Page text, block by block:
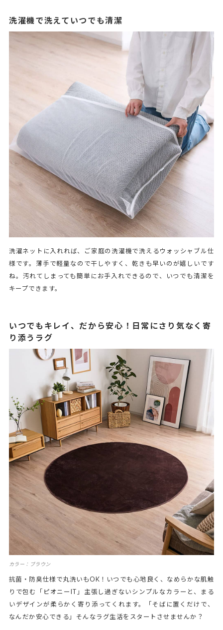
洗濯機で洗えていつでも清潔
洗濯ネットに入れれば、ご家庭の洗濯機で洗えるウォッシャブル仕
様です。薄手で軽量なので干しやすく、乾きも早いのが嬉しいです
ね。汚れてしまっても簡単にお手入れできるので、いつでも清潔を
キープできます。
いつでもキレイ、だから安心！日常にさり気なく寄
り添うラグ
カラー：ブラウン
抗菌・防臭仕様で丸洗いもOK！いつでも心地良く、なめらかな肌触
りで包む「ピオニーIT」主張し過ぎないシンプルなカラーと、まる
いデザインが柔らかく寄り添ってくれます。「そばに置くだけで、
なんだか安心できる」そんなラグ生活をスタートさせませんか？